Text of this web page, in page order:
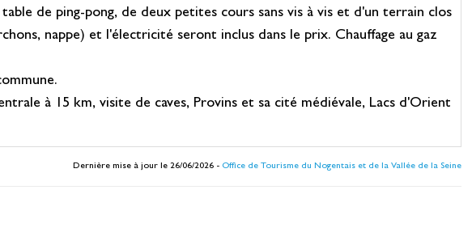
de ping-pong, de deux petites cours sans vis à vis et d'un terrain clos
nappe) et l'électricité seront inclus dans le prix. Chauffage au gaz
à 15 km, visite de caves, Provins et sa cité médiévale, Lacs d'Orient
Dernière mise à jour le 26/06/2026 - Office de Tourisme du Nogentais et de la Vallée de la Seine